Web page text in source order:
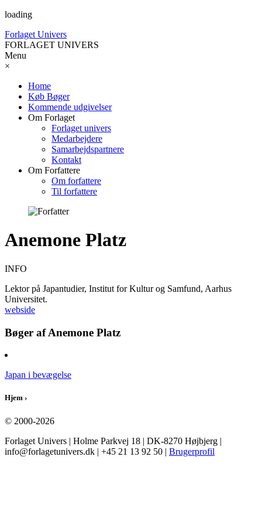
loading
Forlaget Univers
FORLAGET UNIVERS
Menu
×
Home
Køb Bøger
Kommende udgivelser
Om Forlaget
Forlaget univers
Medarbejdere
Samarbejdspartnere
Kontakt
Om Forfattere
Om forfattere
Til forfattere
Anemone Platz
INFO
Lektor på Japantudier, Institut for Kultur og Samfund, Aarhus
Universitet.
webside
Bøger af Anemone Platz
Japan i bevægelse
Hjem ›
© 2000-2026
Forlaget Univers | Holme Parkvej 18 | DK-8270 Højbjerg |
info@forlagetunivers.dk | +45 21 13 92 50 | Brugerprofil